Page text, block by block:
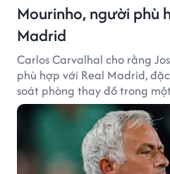
Mourinho, người phù
Madrid
Carlos Carvalhal cho rằng
phù hợp với Real Madrid,
soát phòng thay đồ trong
lại sự ổn định.